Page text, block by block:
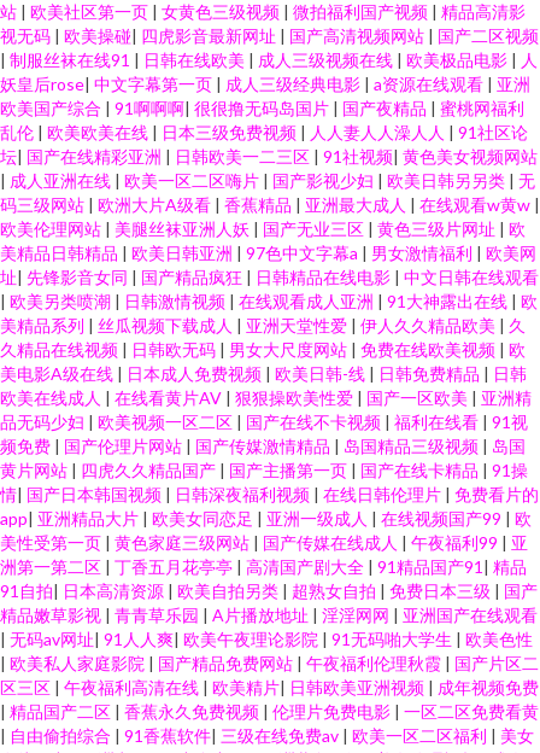
站 | 欧美社区第一页 | 女黄色三级视频 | 微拍福利国产视频 | 精品高清影
视无码 | 欧美操碰| 四虎影音最新网址 | 国产高清视频网站 | 国产二区视频
| 制服丝袜在线91 | 日韩在线欧美 | 成人三级视频在线 | 欧美极品电影 | 人
妖皇后rose| 中文字幕第一页 | 成人三级经典电影 | a资源在线观看 | 亚洲
欧美国产综合 | 91啊啊啊| 很很撸无码岛国片 | 国产夜精品 | 蜜桃网福利
乱伦 | 欧美欧美在线 | 日本三级免费视频 | 人人妻人人澡人人 | 91社区论
坛| 国产在线精彩亚洲 | 日韩欧美一二三区 | 91社视频| 黄色美女视频网站
| 成人亚洲在线 | 欧美一区二区嗨片 | 国产影视少妇 | 欧美日韩另另类 | 无
码三级网站 | 欧洲大片A级看 | 香蕉精品 | 亚洲最大成人 | 在线观看w黄w |
欧美伦理网站 | 美腿丝袜亚洲人妖 | 国产无业三区 | 黄色三级片网址 | 欧
美精品日韩精品 | 欧美日韩亚洲 | 97色中文字幕a | 男女激情福利 | 欧美网
址| 先锋影音女同 | 国产精品疯狂 | 日韩精品在线电影 | 中文日韩在线观看
| 欧美另类喷潮 | 日韩激情视频 | 在线观看成人亚洲 | 91大神露出在线 | 欧
美精品系列 | 丝瓜视频下载成人 | 亚洲天堂性爱 | 伊人久久精品欧美 | 久
久精品在线视频 | 日韩欧无码 | 男女大尺度网站 | 免费在线欧美视频 | 欧
美电影A级在线 | 日本成人免费视频 | 欧美日韩-线 | 日韩免费精品 | 日韩
欧美在线成人 | 在线看黄片AV | 狠狠操欧美性爱 | 国产一区欧美 | 亚洲精
品无码少妇 | 欧美视频一区二区 | 国产在线不卡视频 | 福利在线看 | 91视
频免费 | 国产伦理片网站 | 国产传媒激情精品 | 岛国精品三级视频 | 岛国
黄片网站 | 四虎久久精品国产 | 国产主播第一页 | 国产在线卡精品 | 91操
情| 国产日本韩国视频 | 日韩深夜福利视频 | 在线日韩伦理片 | 免费看片的
app| 亚洲精品大片 | 欧美女同恋足 | 亚洲一级成人 | 在线视频国产99 | 欧
美性受第一页 | 黄色家庭三级网站 | 国产传媒在线成人 | 午夜福利99 | 亚
洲第一第二区 | 丁香五月花亭亭 | 高清国产剧大全 | 91精品国产91 | 精品
91自拍| 日本高清资源 | 欧美自拍另类 | 超熟女自拍 | 免费日本三级 | 国产
精品嫩草影视 | 青青草乐园 | A片播放地址 | 淫淫网网 | 亚洲国产在线观看
| 无码av网址| 91人人爽| 欧美午夜理论影院 | 91无码啪大学生 | 欧美色性
| 欧美私人家庭影院 | 国产精品免费网站 | 午夜福利伦理秋霞 | 国产片区二
区三区 | 午夜福利高清在线 | 欧美精片| 日韩欧美亚洲视频 | 成年视频免费
| 精品国产二区 | 香蕉永久免费视频 | 伦理片免费电影 | 一区二区免费看黄
| 自由偷拍综合 | 91香蕉软件| 三级在线免费av | 欧美一区二区福利 | 美女